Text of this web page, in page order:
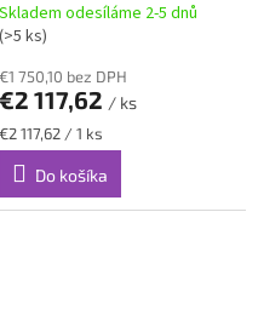
Skladem odesíláme 2-5 dnů
(>5 ks)
€1 750,10 bez DPH
€2 117,62 / ks
Jednotková
cena:
€2 117,62 / 1 ks
Do košíka